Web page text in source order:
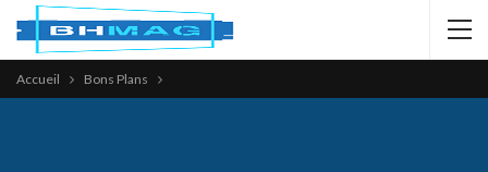
Accueil Bons Plans